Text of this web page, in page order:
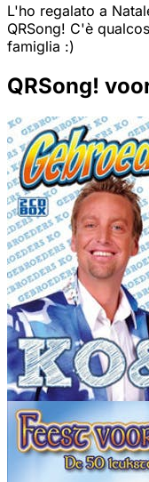
L'ho regalato a
QRSong! C'è
famiglia :)
QRSong!